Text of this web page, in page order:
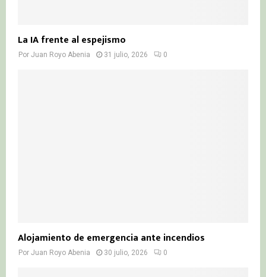
La IA frente al espejismo
Por Juan Royo Abenia 31 julio, 2026 0
Alojamiento de emergencia ante incendios
Por Juan Royo Abenia 30 julio, 2026 0